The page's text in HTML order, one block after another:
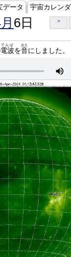
データ 宇宙カレン
6日 >
電波
でんぱ
を音
おと
にしました。